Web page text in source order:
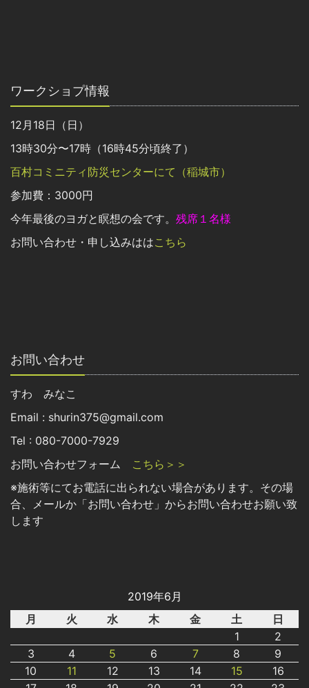
ワークショプ情報
12月18日（日）
13時30分〜17時（16時45分頃終了）
百村コミニティ防災センターにて（稲城市）
参加費：3000円
今年最後のヨガと瞑想の会です。 残席１名様
お問い合わせ・申し込みははこちら
お問い合わせ
すわ みなこ
Email : shurin375@gmail.com
Tel : 080-7000-7929
お問い合わせフォーム こちら＞＞
※施術等にてお電話に出られない場合があります。その場
合、メールか「お問い合わせ」からお問い合わせお願い致
します
2019年6月
月
火 水 木 金 土
日
1
2
3
4 5 6 7 8
9
10
11 12 13 14 15
16